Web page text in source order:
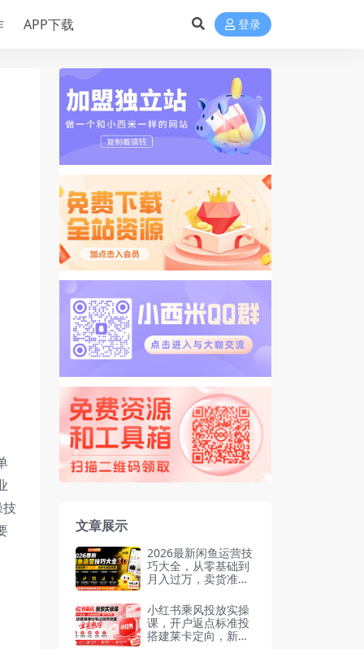
APP下载 登录
技
文章展示
2026最新闲鱼运营技
巧大全，从零基础到
月入过万，卖货准
定价
小红书乘风投放实操
课，开户返点标准投
搭建莱卡定向，新店